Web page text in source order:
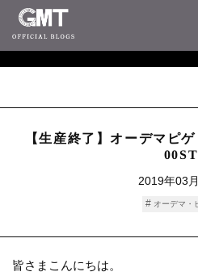
【生産終了】オーデマピ
00ST
2019年03
オーデマ・
皆さまこんにちは。